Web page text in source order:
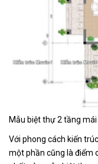
Mẫu biệt thự 2 tầng
Với phong cách kiến
một phần cũng là điểm